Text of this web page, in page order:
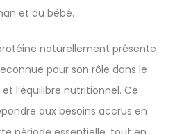
et du bébé.
naturellement présente
pour son rôle dans le
l’équilibre nutritionnel. Ce
aux besoins accrus en